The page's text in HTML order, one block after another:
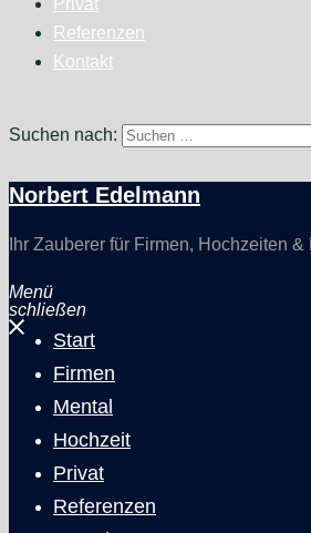
Privat
Referenzen
Kontakt
Suchen nach:
Norbert Edelmann
Ihr Zauberer für Firmen, Hochzeiten &
Menü
schließen
Start
Firmen
Mental
Hochzeit
Privat
Referenzen